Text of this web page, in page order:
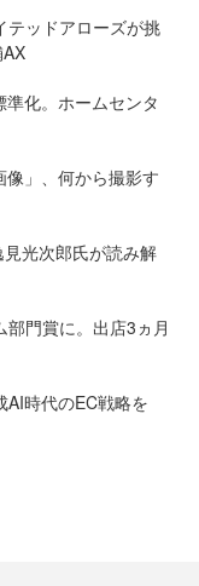
テッドアローズが挑
化。ホームセンタ
」、何から撮影す
見光次郎氏が読み解
門賞に。出店3ヵ月
AI時代のEC戦略を